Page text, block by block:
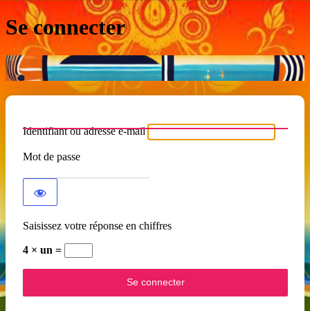
Se connecter
Identifiant ou adresse e-mail
Mot de passe
Saisissez votre réponse en chiffres
4 × un =